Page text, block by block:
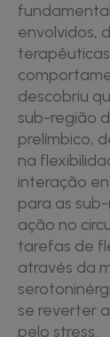
envolvidos,
descobriu
sub-região
prelímbico,
na
interação
para as
ação no
tarefas de
através da
se reverter
pelo stress.